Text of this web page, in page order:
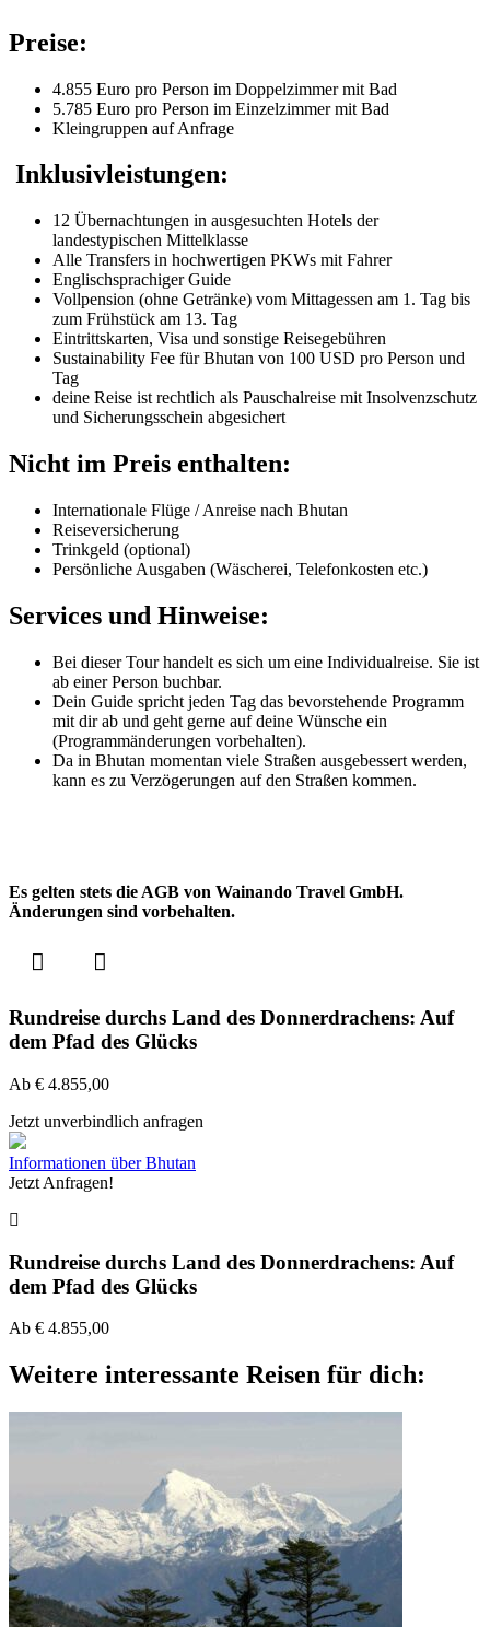
Preise:
4.855 Euro pro Person im Doppelzimmer mit Bad
5.785 Euro pro Person im Einzelzimmer mit Bad
Kleingruppen auf Anfrage
Inklusivleistungen:
12 Übernachtungen in ausgesuchten Hotels der
landestypischen Mittelklasse
Alle Transfers in hochwertigen PKWs mit Fahrer
Englischsprachiger Guide
Vollpension (ohne Getränke) vom Mittagessen am 1. Tag bis
zum Frühstück am 13. Tag
Eintrittskarten, Visa und sonstige Reisegebühren
Sustainability Fee für Bhutan von 100 USD pro Person und
Tag
deine Reise ist rechtlich als Pauschalreise mit Insolvenzschutz
und Sicherungsschein abgesichert
Nicht im Preis enthalten:
Internationale Flüge / Anreise nach Bhutan
Reiseversicherung
Trinkgeld (optional)
Persönliche Ausgaben (Wäscherei, Telefonkosten etc.)
Services und Hinweise:
Bei dieser Tour handelt es sich um eine Individualreise. Sie ist
ab einer Person buchbar.
Dein Guide spricht jeden Tag das bevorstehende Programm
mit dir ab und geht gerne auf deine Wünsche ein
(Programmänderungen vorbehalten).
Da in Bhutan momentan viele Straßen ausgebessert werden,
kann es zu Verzögerungen auf den Straßen kommen.
Es gelten stets die AGB von Wainando Travel GmbH.
Änderungen sind vorbehalten.
Rundreise durchs Land des Donnerdrachens: Auf
dem Pfad des Glücks
Ab € 4.855,00
Jetzt unverbindlich anfragen
Informationen über Bhutan
Jetzt Anfragen!
Rundreise durchs Land des Donnerdrachens: Auf
dem Pfad des Glücks
Ab € 4.855,00
Weitere interessante Reisen für dich: